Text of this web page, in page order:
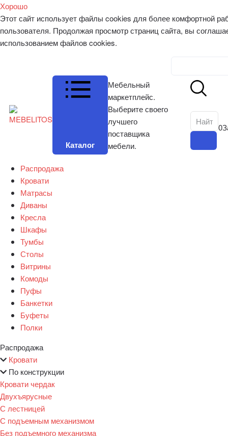
Хорошо
Этот сайт использует файлы cookies для более комфортной
пользователя. Продолжая просмотр страниц сайта, вы
использованием файлов cookies.
Каталог
Мебельный
маркетплейс.
Выберите своего
лучшего
поставщика
мебели.
0
Распродажа
Кровати
Матрасы
Диваны
Кресла
Шкафы
Тумбы
Столы
Витрины
Комоды
Пуфы
Банкетки
Буфеты
Полки
Распродажа
Кровати
По конструкции
Кровати чердак
Двухъярусные
С лестницей
С подъемным механизмом
Без подъемного механизма